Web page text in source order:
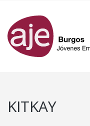
KITKAY